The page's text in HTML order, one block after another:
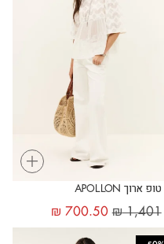
+
טופ ארוך APOLLON
₪1,401
₪ 700.50